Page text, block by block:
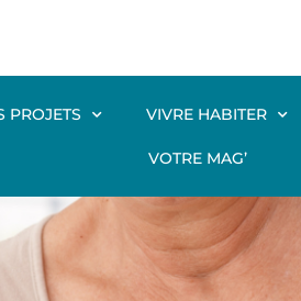
PROJETS VIVRE HABITER
VOTRE MAG’